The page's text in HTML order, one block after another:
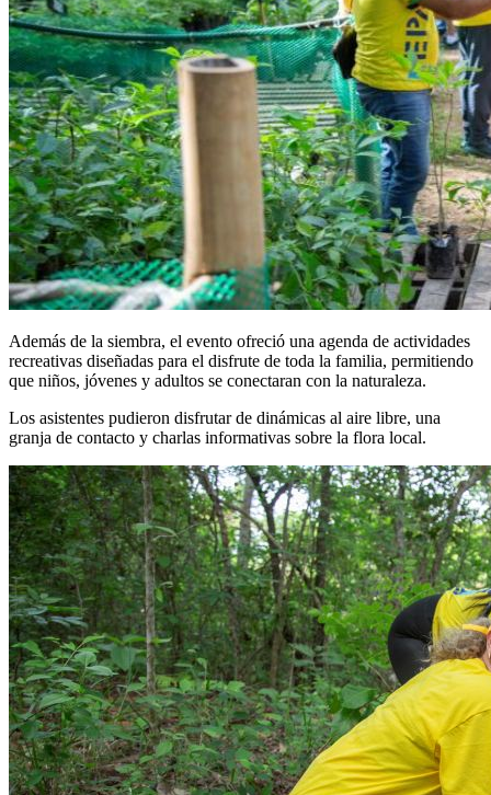
Además de la siembra, el evento ofreció una agenda de actividades
recreativas diseñadas para el disfrute de toda la familia, permitiendo
que niños, jóvenes y adultos se conectaran con la naturaleza.
Los asistentes pudieron disfrutar de dinámicas al aire libre, una
granja de contacto y charlas informativas sobre la flora local.